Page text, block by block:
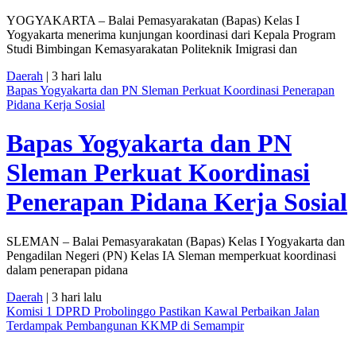
YOGYAKARTA – Balai Pemasyarakatan (Bapas) Kelas I
Yogyakarta menerima kunjungan koordinasi dari Kepala Program
Studi Bimbingan Kemasyarakatan Politeknik Imigrasi dan
Daerah | 3 hari lalu
Bapas Yogyakarta dan PN Sleman Perkuat Koordinasi Penerapan
Pidana Kerja Sosial
Bapas Yogyakarta dan PN
Sleman Perkuat Koordinasi
Penerapan Pidana Kerja Sosial
SLEMAN – Balai Pemasyarakatan (Bapas) Kelas I Yogyakarta dan
Pengadilan Negeri (PN) Kelas IA Sleman memperkuat koordinasi
dalam penerapan pidana
Daerah | 3 hari lalu
Komisi 1 DPRD Probolinggo Pastikan Kawal Perbaikan Jalan
Terdampak Pembangunan KKMP di Semampir